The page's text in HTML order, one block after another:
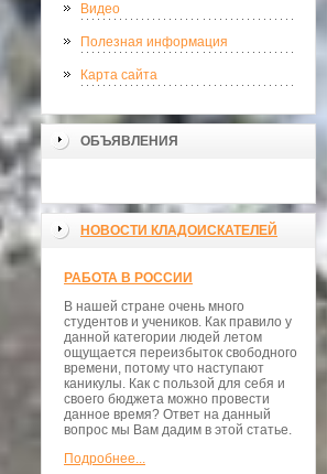
Видео
Полезная информация
Карта сайта
ОБЪЯВЛЕНИЯ
НОВОСТИ КЛАДОИСКАТЕЛЕЙ
РАБОТА В РОССИИ
В нашей стране очень много
студентов и учеников. Как правило у
данной категории людей летом
ощущается переизбыток свободного
времени, потому что наступают
каникулы. Как с пользой для себя и
своего бюджета можно провести
данное время? Ответ на данный
вопрос мы Вам дадим в этой статье.
Подробнее...